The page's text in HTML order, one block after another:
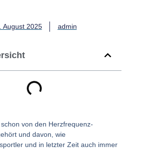
August 2025 admin
von den Herzfrequenz-
und davon, wie
und in letzter Zeit auch immer